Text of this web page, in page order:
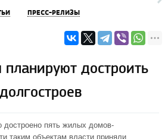
ПРЕСС-РЕЛИЗЫ
достроить
достроено пять жилых домов-
таким объектам власти приняли